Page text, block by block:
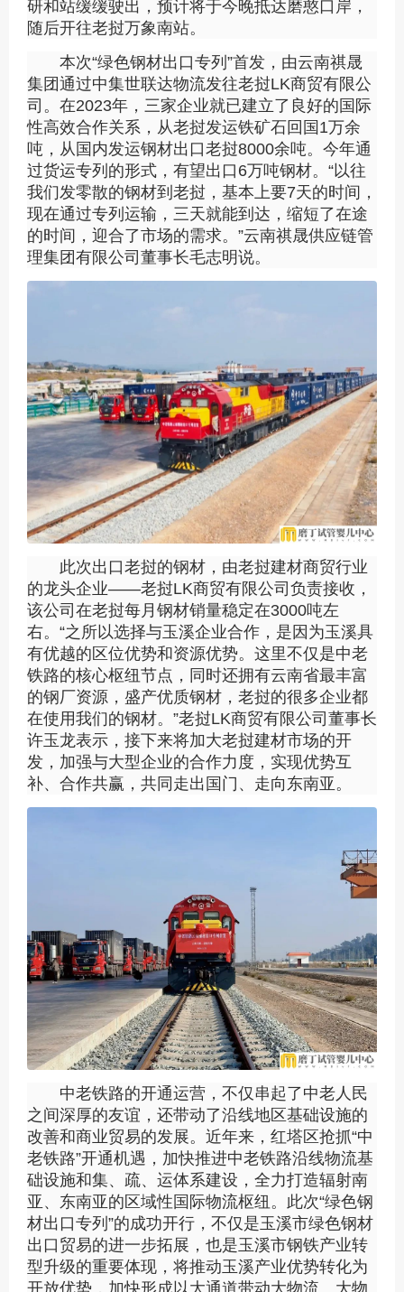
研和站缓缓驶出，预计将于今晚抵达磨憨口岸，
随后开往老挝万象南站。
本次“绿色钢材出口专列”首发，由云南祺晟
集团通过中集世联达物流发往老挝LK商贸有限公
司。在2023年，三家企业就已建立了良好的国际
性高效合作关系，从老挝发运铁矿石回国1万余
吨，从国内发运钢材出口老挝8000余吨。今年通
过货运专列的形式，有望出口6万吨钢材。“以往
我们发零散的钢材到老挝，基本上要7天的时间，
现在通过专列运输，三天就能到达，缩短了在途
的时间，迎合了市场的需求。”云南祺晟供应链管
理集团有限公司董事长毛志明说。
此次出口老挝的钢材，由老挝建材商贸行业
的龙头企业——老挝LK商贸有限公司负责接收，
该公司在老挝每月钢材销量稳定在3000吨左
右。“之所以选择与玉溪企业合作，是因为玉溪具
有优越的区位优势和资源优势。这里不仅是中老
铁路的核心枢纽节点，同时还拥有云南省最丰富
的钢厂资源，盛产优质钢材，老挝的很多企业都
在使用我们的钢材。”老挝LK商贸有限公司董事长
许玉龙表示，接下来将加大老挝建材市场的开
发，加强与大型企业的合作力度，实现优势互
补、合作共赢，共同走出国门、走向东南亚。
中老铁路的开通运营，不仅串起了中老人民
之间深厚的友谊，还带动了沿线地区基础设施的
改善和商业贸易的发展。近年来，红塔区抢抓“中
老铁路”开通机遇，加快推进中老铁路沿线物流基
础设施和集、疏、运体系建设，全力打造辐射南
亚、东南亚的区域性国际物流枢纽。此次“绿色钢
材出口专列”的成功开行，不仅是玉溪市绿色钢材
出口贸易的进一步拓展，也是玉溪市钢铁产业转
型升级的重要体现，将推动玉溪产业优势转化为
开放优势，加快形成以大通道带动大物流、大物